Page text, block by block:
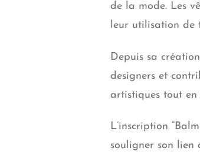
de la mode. Les
leur utilisation de
Depuis sa
designers et
artistiques tout en
L’inscription
souligner son lien